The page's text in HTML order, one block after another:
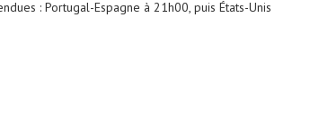
: Portugal-Espagne à 21h00, puis États-Unis